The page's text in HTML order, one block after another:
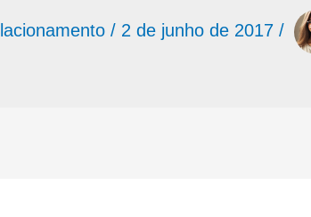
/ 2 de junho de 2017 /